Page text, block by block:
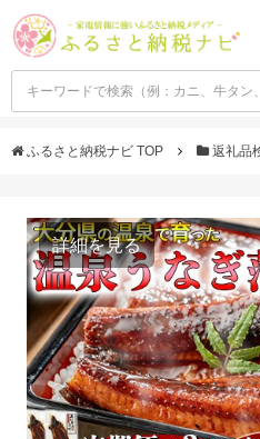
ふるさと納税ナビ TOP 返礼品
詳細を見る